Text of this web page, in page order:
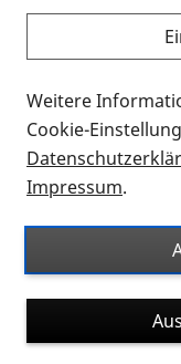
Sie möchten
suchen und
können?
Thema
für blinde und
Auf dieser Seite
Ort. Nutzen Sie
nach Flyern und
suchen. Die
verschiedenen
postalischen
Weitere
Cookie-
Impressum.